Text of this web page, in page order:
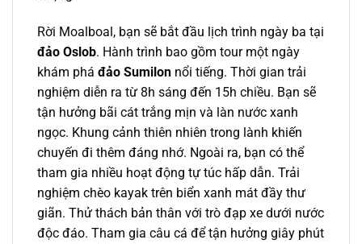
Rời Moalboal, bạn sẽ bắt đầu lịch trình ngày ba tại
đảo Oslob. Hành trình bao gồm tour một ngày
khám phá đảo Sumilon nổi tiếng. Thời gian trải
nghiệm diễn ra từ 8h sáng đến 15h chiều. Bạn sẽ
tận hưởng bãi cát trắng mịn và làn nước xanh
ngọc. Khung cảnh thiên nhiên trong lành khiến
chuyến đi thêm đáng nhớ. Ngoài ra, bạn có thể
tham gia nhiều hoạt động tự túc hấp dẫn. Trải
nghiệm chèo kayak trên biển xanh mát đầy thư
giãn. Thử thách bản thân với trò đạp xe dưới nước
độc đáo. Tham gia câu cá để tận hưởng giây phút